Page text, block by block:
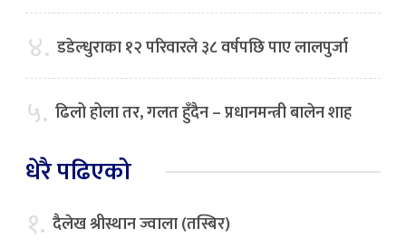
४. डडेल्धुराका १२ परिवारले ३८ वर्षपछि पाए लालपुर्जा
५. ढिलो होला तर, गलत हुँदैन – प्रधानमन्त्री बालेन शाह
धेरै पढिएको
१. दैलेख श्रीस्थान ज्वाला (तस्बिर)